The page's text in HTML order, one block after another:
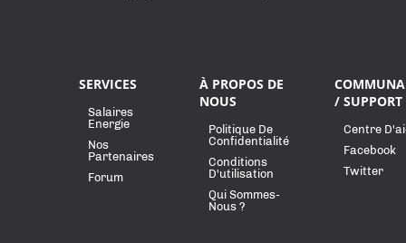
SERVICES
Salaires
Energie
Nos
Partenaires
Forum
À PROPOS DE
NOUS
Politique De
Confidentialité
Conditions
D'utilisation
Qui Sommes-
Nous ?
/ SUPPORT
Centre
Facebook
Twitter